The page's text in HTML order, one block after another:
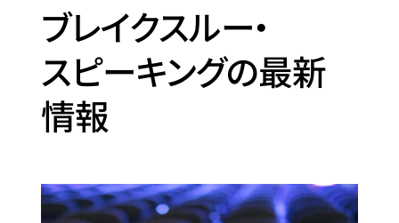
ブレイクスルー・
スピーキングの最新
情報